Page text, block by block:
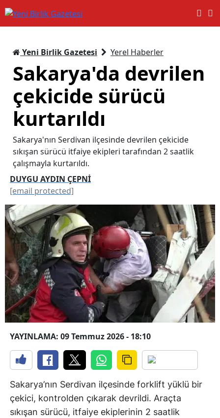
Yeni Birlik Gazetesi Yerel Haberler
Sakarya'da devrilen
çekicide sürücü
kurtarıldı
Sakarya'nın Serdivan ilçesinde devrilen çekicide
sıkışan sürücü itfaiye ekipleri tarafından 2 saatlik
çalışmayla kurtarıldı.
DUYGU AYDIN ÇEPNİ
[email protected]
YAYINLAMA: 09 Temmuz 2026 - 18:10
Sakarya’nın Serdivan ilçesinde forklift yüklü bir
çekici, kontrolden çıkarak devrildi. Araçta
sıkışan sürücü, itfaiye ekiplerinin 2 saatlik